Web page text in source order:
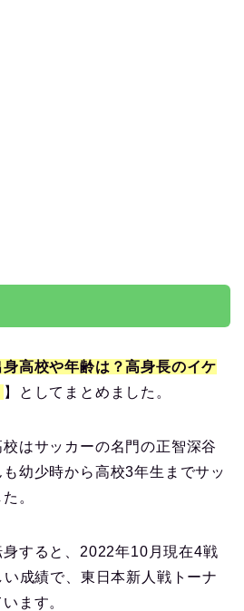
高校や年齢は？高身長のイケ
】としてまとめました。
はサッカーの名門の正智深谷
幼少時から高校3年生までサッ
。
すると、2022年10月現在4戦
成績で、東日本新人戦トーナ
ます。